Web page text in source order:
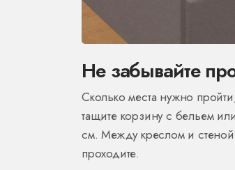
Не забывайте
Сколько места нужно
тащите корзину с бельем
см. Между креслом и
проходите.